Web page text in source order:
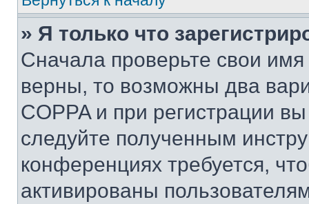
» Я только что
Сначала проверьте свои
верны, то возможны два
COPPA и при регистрации
следуйте полученным
конференциях требуется,
активированы